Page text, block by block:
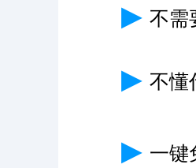
▶ 不需
▶ 不懂
▶ 一键